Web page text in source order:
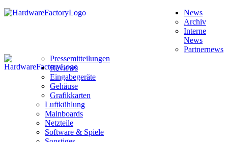
News
Archiv
Interne
News
Partnernews
Pressemitteilungen
Reviews
Eingabegeräte
Gehäuse
Grafikkarten
Luftkühlung
Mainboards
Netzteile
Software & Spiele